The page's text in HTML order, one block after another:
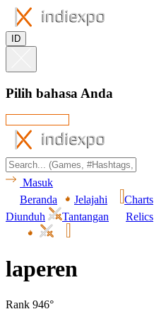
ID
Pilih bahasa Anda
Masuk
Beranda
Jelajahi Charts
Diunduh
Tantangan Relics
laperen
Rank 946°